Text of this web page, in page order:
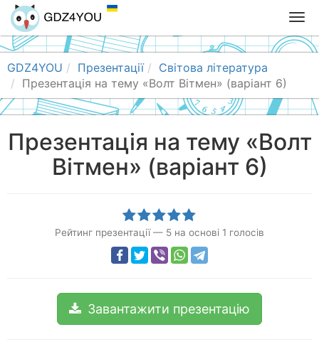
T
o
g
e
n
v
GDZ4YOU Презентації
Світова література
Презентація на тему «Волт Вітмен» (варіант 6)
Презентація на тему «Волт
Вітмен» (варіант 6)
Рейтинг презентації — 5 на основі 1 голосів
Завантажити презентацію